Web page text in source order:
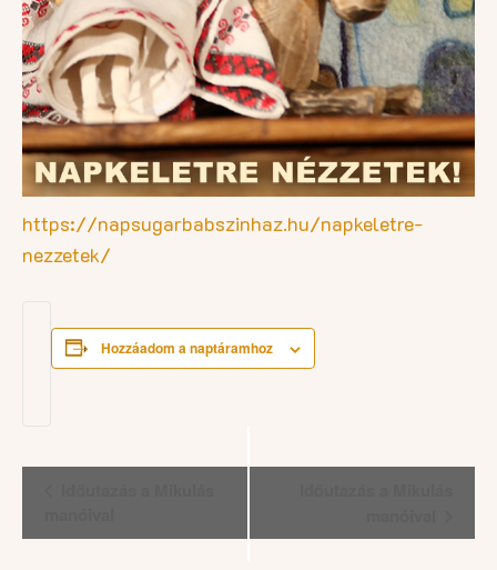
https://napsugarbabszinhaz.hu/napkeletre-
nezzetek/
Hozzáadom a naptáramhoz
Esemény